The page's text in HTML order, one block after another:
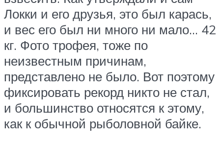
Локки и его друзья, это был карась,
и вес его был ни много ни мало… 42
кг. Фото трофея, тоже по
неизвестным причинам,
представлено не было. Вот поэтому
фиксировать рекорд никто не стал,
и большинство относятся к этому,
как к обычной рыболовной байке.